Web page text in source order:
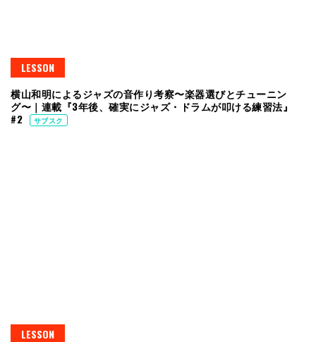
LESSON
横山和明によるジャズの音作り考察〜楽器選びとチューニン
グ〜｜連載『3年後、確実にジャズ・ドラムが叩ける練習法』
#2
サブスク
LESSON